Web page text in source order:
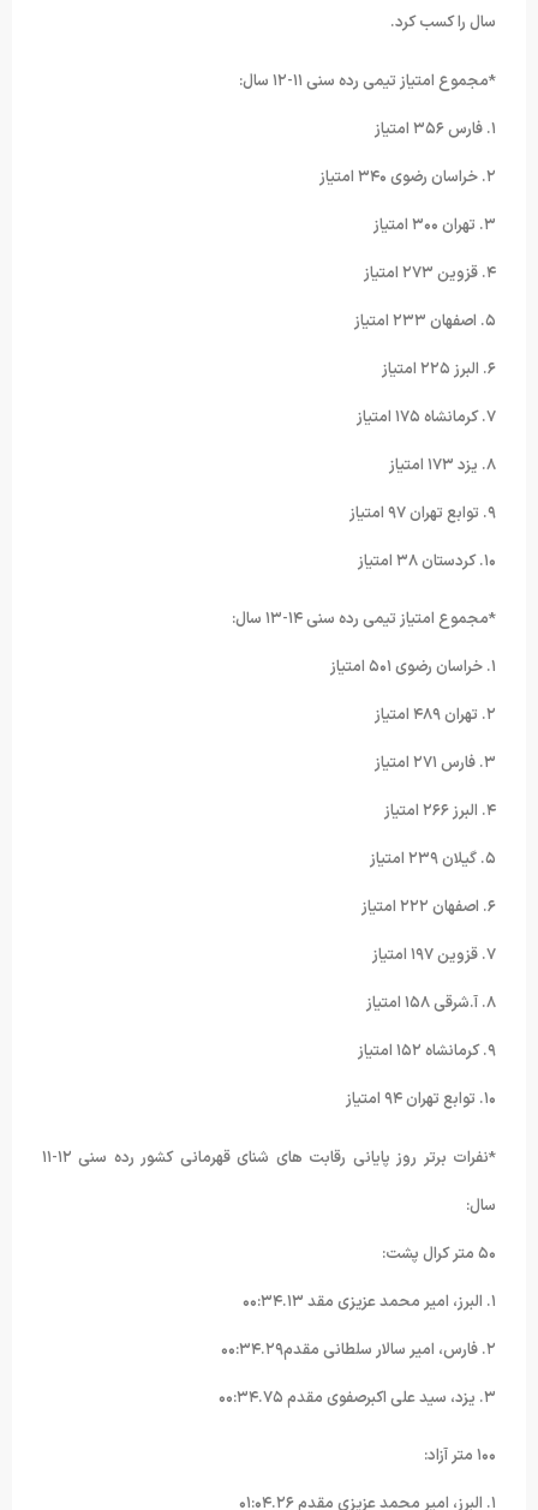
سال را کسب کرد.
*مجموع امتیاز تیمی رده سنی ۱۱-۱۲ سال:
۲. خراسان رضوی ۳۴۰ امتیاز
۳. تهران ۳۰۰ امتیاز
۴. قزوین ۲۷۳ امتیاز
۵. اصفهان ۲۳۳ امتیاز
۶. البرز ۲۲۵ امتیاز
۷. کرمانشاه ۱۷۵ امتیاز
۸. یزد ۱۷۳ امتیاز
۹. توابع تهران ۹۷ امتیاز
۱۰. کردستان ۳۸ امتیاز
*مجموع امتیاز تیمی رده سنی ۱۴-۱۳ سال:
۲. تهران ۴۸۹ امتیاز
۳. فارس ۲۷۱ امتیاز
۴. البرز ۲۶۶ امتیاز
۵. گیلان ۲۳۹ امتیاز
۶. اصفهان ۲۲۲ امتیاز
۷. قزوین ۱۹۷ امتیاز
۸. آ.شرقی ۱۵۸ امتیاز
۹. کرمانشاه ۱۵۲ امتیاز
۱۰. توابع تهران ۹۴ امتیاز
*نفرات برتر روز پایانی رقابت های شنای قهرمانی کشور رده سنی ۱۲-۱۱
سال:
۵۰ متر کرال پشت:
۲. فارس، امیر سالار سلطانی مقدم۰۰:۳۴.۲۹
۳. یزد، سید علی اکبرصفوی مقدم ۰۰:۳۴.۷۵
۱۰۰ متر آزاد: